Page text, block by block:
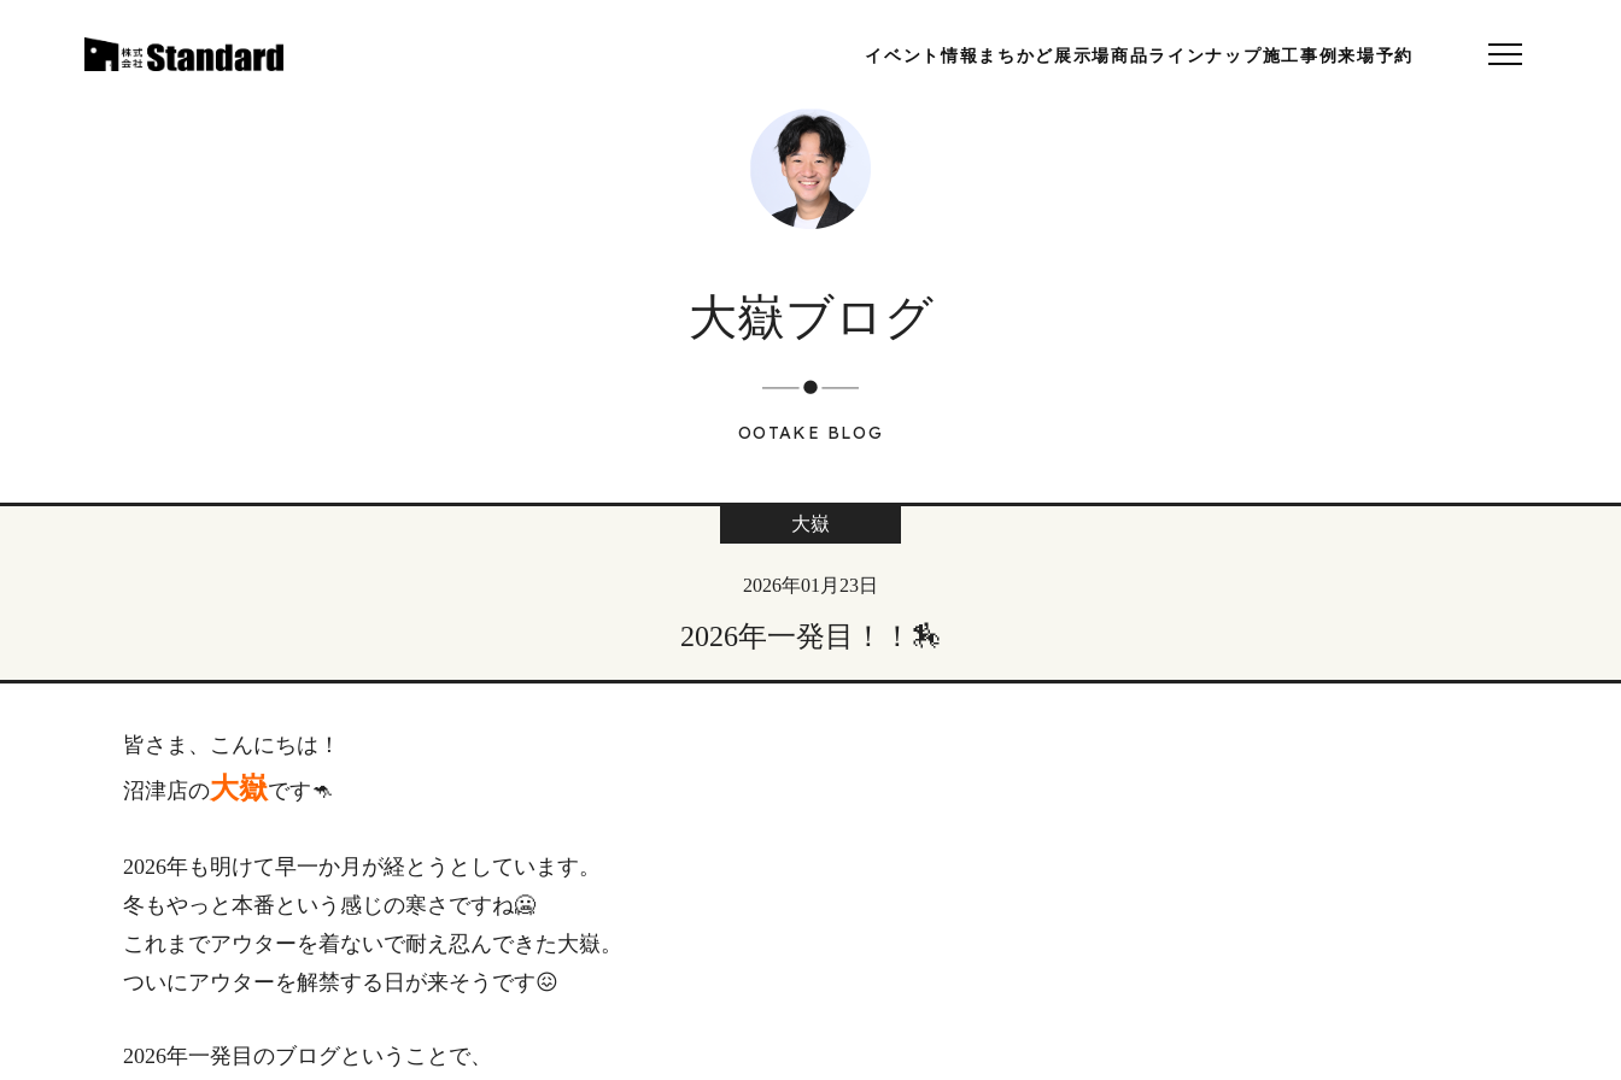
イベント情報 まちかど展示場商品ラインナップ施工事例来場予約
大嶽ブログ
OOTAKE BLOG
大嶽
2026年01月23日
2026年一発目！！🏇
皆さま、こんにちは！
沼津店の大嶽です🦘
2026年も明けて早一か月が経とうとしています。
冬もやっと本番という感じの寒さですね🥶
これまでアウターを着ないで耐え忍んできた大嶽。
ついにアウターを解禁する日が来そうです😖
2026年一発目のブログということで、